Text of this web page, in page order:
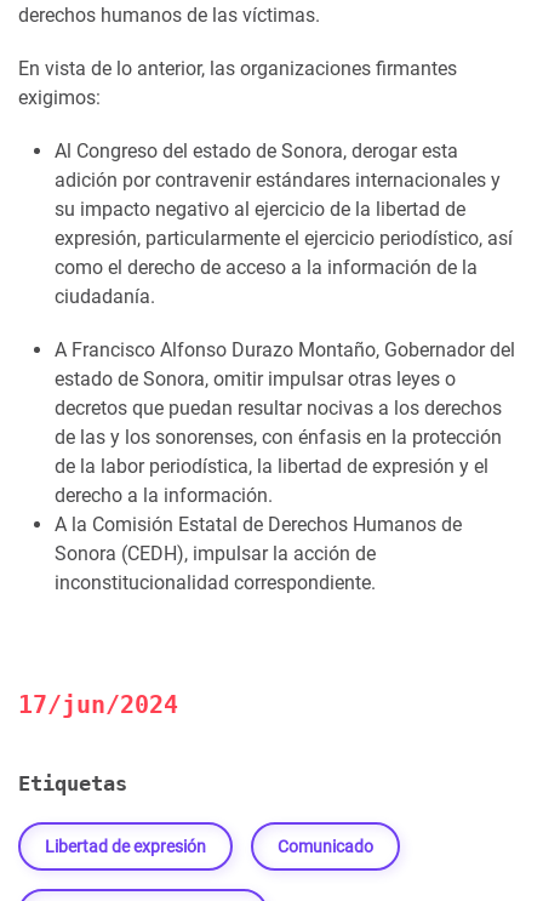
derechos humanos de las víctimas.
En vista de lo anterior, las organizaciones firmantes
exigimos:
Al Congreso del estado de Sonora, derogar esta
adición por contravenir estándares internacionales y
su impacto negativo al ejercicio de la libertad de
expresión, particularmente el ejercicio periodístico, así
como el derecho de acceso a la información de la
ciudadanía.
A Francisco Alfonso Durazo Montaño, Gobernador del
estado de Sonora, omitir impulsar otras leyes o
decretos que puedan resultar nocivas a los derechos
de las y los sonorenses, con énfasis en la protección
de la labor periodística, la libertad de expresión y el
derecho a la información.
A la Comisión Estatal de Derechos Humanos de
Sonora (CEDH), impulsar la acción de
inconstitucionalidad correspondiente.
17/jun/2024
Etiquetas
Libertad de expresión Comunicado